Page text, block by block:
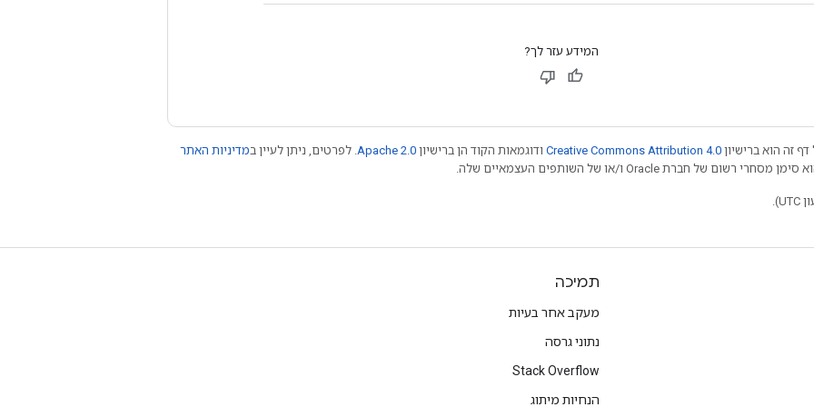
המידע עזר לך?
זה הוא ברישיון Creative Commons Attribution 4.0 ודוגמאות הקוד הן ברישיון Apache 2.0 . לפרטים, ניתן לעיין במדיניות האתר
תמיכה
מעקב אחר בעיות
נתוני גרסה
Stack Overflow
הנחיות מיתוג